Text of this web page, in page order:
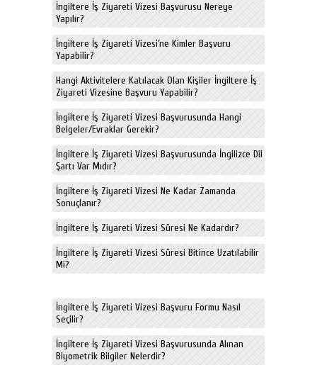
İngiltere İş Ziyareti Vizesi Başvurusu Nereye
Yapılır?
İngiltere İş Ziyareti Vizesi’ne Kimler Başvuru
Yapabilir?
Hangi Aktivitelere Katılacak Olan Kişiler İngiltere İş
Ziyareti Vizesine Başvuru Yapabilir?
İngiltere İş Ziyareti Vizesi Başvurusunda Hangi
Belgeler/Evraklar Gerekir?
İngiltere İş Ziyareti Vizesi Başvurusunda İngilizce Dil
Şartı Var Mıdır?
İngiltere İş Ziyareti Vizesi Ne Kadar Zamanda
Sonuçlanır?
İngiltere İş Ziyareti Vizesi Süresi Ne Kadardır?
İngiltere İş Ziyareti Vizesi Süresi Bitince Uzatılabilir
Mi?
İngiltere İş Ziyareti Vizesi Başvuru Formu Nasıl
Seçilir?
İngiltere İş Ziyareti Vizesi Başvurusunda Alınan
Biyometrik Bilgiler Nelerdir?